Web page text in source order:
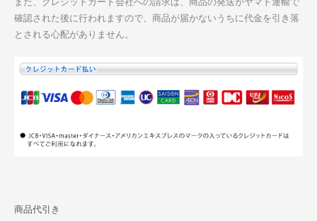
確認された後に行われますので、商品が届かないうちに代金を引き落
とされる心配がありません。
商品代引き